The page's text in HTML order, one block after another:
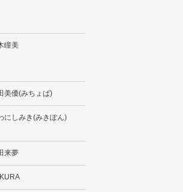
瞳美
美優(みちょぱ)
にしみき(みきぽん)
来夢